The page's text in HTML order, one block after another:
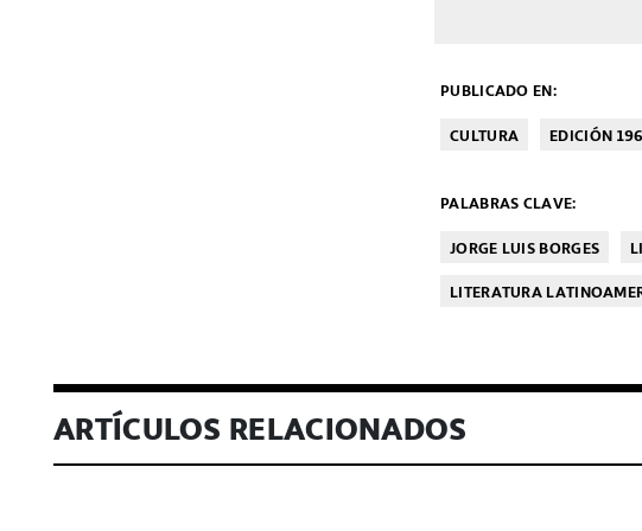
PUBLICADO EN:
CULTURA
EDICIÓN
PALABRAS CLAVE:
JORGE LUIS BORGES
LITERATURA
ARTÍCULOS RELACIONADOS